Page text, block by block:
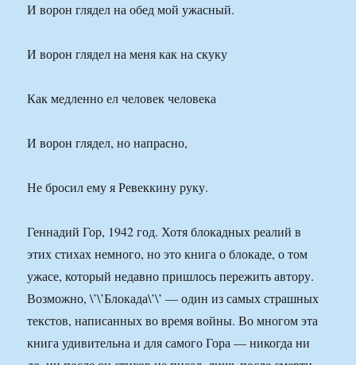
И ворон глядел на обед мой ужасный.
И ворон глядел на меня как на скуку
Как медленно ел человек человека
И ворон глядел, но напрасно,
Не бросил ему я Ревеккину руку.
Геннадий Гор, 1942 год. Хотя блокадных реалий в
этих стихах немного, но это книга о блокаде, о том
ужасе, который недавно пришлось пережить автору.
Возможно, \’\’Блокада\’\’ — один из самых страшных
текстов, написанных во время войны. Во многом эта
книга удивительна и для самого Гора — никогда ни